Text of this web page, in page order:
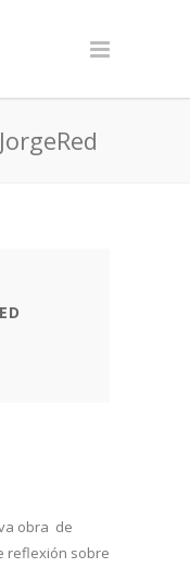
obra de
reflexión sobre